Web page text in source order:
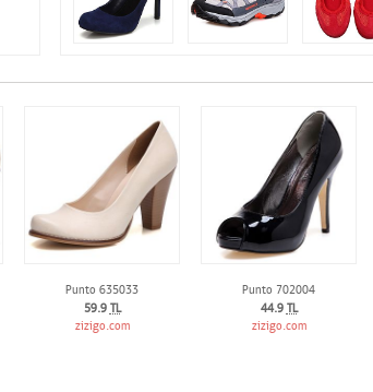
Punto 635033
59.9 TL
zizigo.com
Punto 702004
44.9 TL
zizigo.com